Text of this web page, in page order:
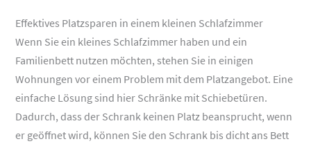
Effektives Platzsparen in einem kleinen Schlafzimmer
Wenn Sie ein kleines Schlafzimmer haben und ein
Familienbett nutzen möchten, stehen Sie in einigen
Wohnungen vor einem Problem mit dem Platzangebot. Eine
einfache Lösung sind hier Schränke mit Schiebetüren.
Dadurch, dass der Schrank keinen Platz beansprucht, wenn
er geöffnet wird, können Sie den Schrank bis dicht ans Bett